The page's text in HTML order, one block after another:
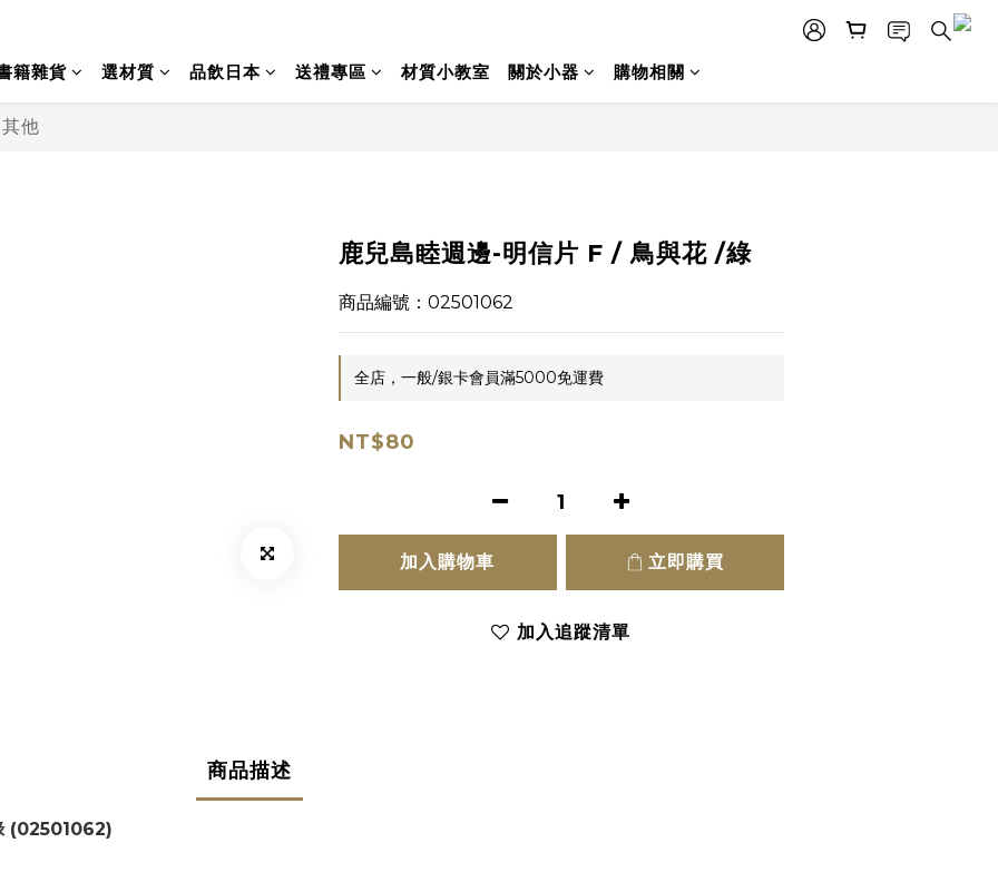
籍雜貨 選材質 品飲日本 送禮專區 材質小教室 關於小器 購物相關
他
鹿兒島睦週邊-明信片 F / 鳥與花 /綠
商品編號：02501062
全店，一般/銀卡會員滿5000免運費
NT$80
加入購物車 立即購買
加入追蹤清單
商品描述
(02501062)